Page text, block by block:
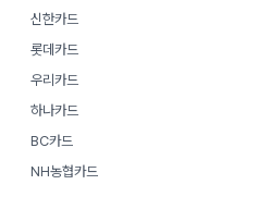
신한카드
롯데카드
우리카드
하나카드
BC카드
NH농협카드